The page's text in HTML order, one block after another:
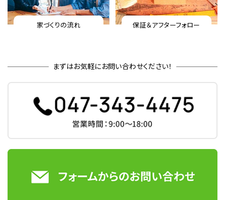
家づくりの流れ 保証＆アフターフォロー
まずはお気軽にお問い合わせください！